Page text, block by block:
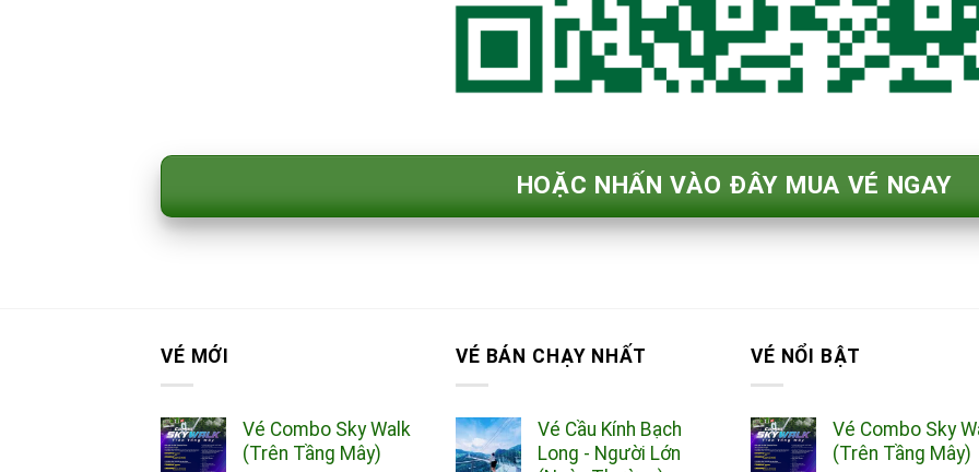
HOẶC NHẤN VÀO ĐÂY MUA VÉ NGAY
VÉ MỚI
Vé Combo Sky Walk
(Trên Tầng Mây)
VÉ BÁN CHẠY NHẤT
Vé Cầu Kính Bạch
Long - Người Lớn
VÉ NỔI BẬT
Vé Combo Sky
(Trên Tầng Mây)